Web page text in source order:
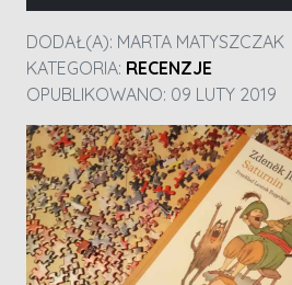
DODAŁ(A): MARTA MATYSZCZAK
KATEGORIA: RECENZJE
OPUBLIKOWANO: 09 LUTY 2019